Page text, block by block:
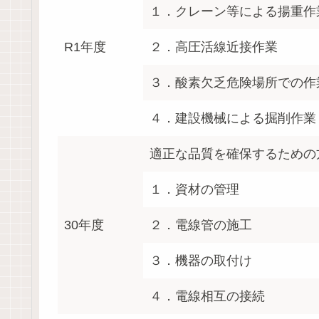
R1年度
１．クレーン等による揚重作
２．高圧活線近接作業
３．酸素欠乏危険場所での作
４．建設機械による掘削作業
30年度
適正な品質を確保するための
１．資材の管理
２．電線管の施工
３．機器の取付け
４．電線相互の接続